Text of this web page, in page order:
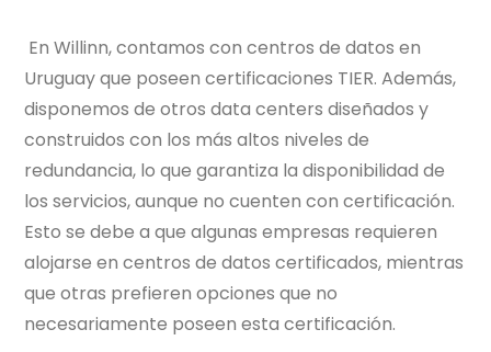
En Willinn, contamos con centros de datos en
Uruguay que poseen certificaciones TIER. Además,
disponemos de otros data centers diseñados y
construidos con los más altos niveles de
redundancia, lo que garantiza la disponibilidad de
los servicios, aunque no cuenten con certificación.
Esto se debe a que algunas empresas requieren
alojarse en centros de datos certificados, mientras
que otras prefieren opciones que no
necesariamente poseen esta certificación.